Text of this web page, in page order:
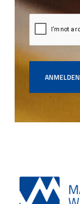
ANMELDEN